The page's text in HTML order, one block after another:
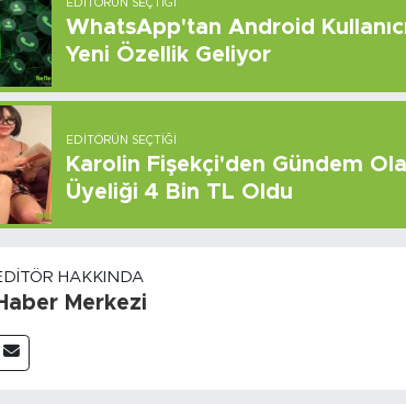
EDITÖRÜN SEÇTIĞI
WhatsApp'tan Android
Yeni Özellik Geliyor
EDITÖRÜN SEÇTIĞI
Karolin Fişekçi'den Gündem
Üyeliği 4 Bin TL Oldu
HAKKINDA
Merkezi